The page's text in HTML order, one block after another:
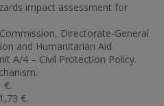
impact assessment for
Directorate-General
and Humanitarian Aid
A/4 – Civil Protection Policy.
€.
€.